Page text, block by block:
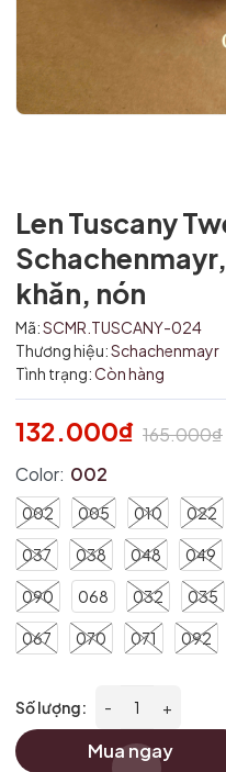
Len Tuscany
khăn, nón
Mã:SCMR.TUSCANY-024
Thương hiệu:Schachenmayr
Tình trạng:Còn hàng
132.000₫ 165.000₫
Color: 002
002 005 010 022
037 038 048 049
090 068 032 035
067 070 071 092
Số lượng: - +
Mua ngay
Mã giảm giá:
Ngày hết hạn:
Điều kiện: